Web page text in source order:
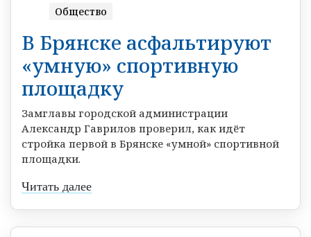
Общество
В Брянске асфальтируют
«умную» спортивную
площадку
Замглавы городской администрации
Александр Гаврилов проверил, как идёт
стройка первой в Брянске «умной» спортивной
площадки.
Читать далее